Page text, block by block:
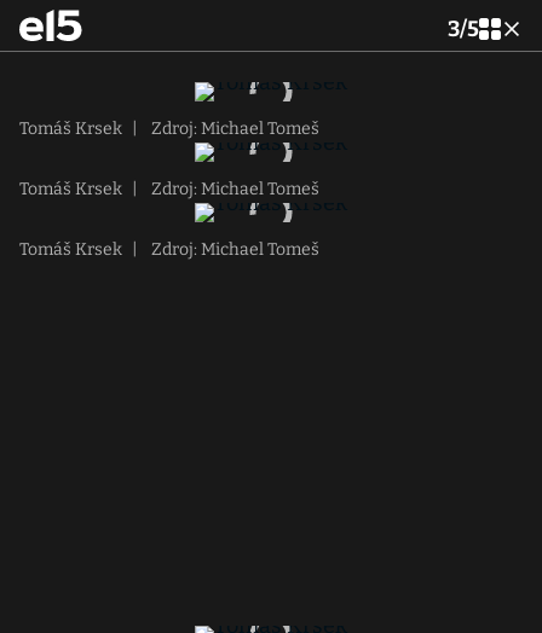
3/5
Tomáš Krsek Zdroj: Michael Tomeš
Tomáš Krsek Zdroj: Michael Tomeš
Tomáš Krsek Zdroj: Michael Tomeš